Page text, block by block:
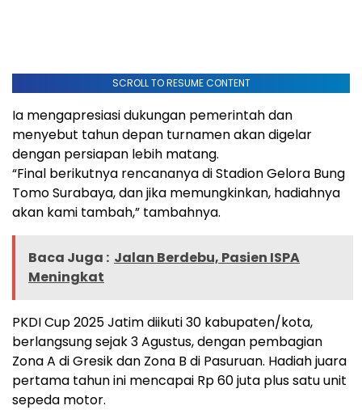
SCROLL TO RESUME CONTENT
Ia mengapresiasi dukungan pemerintah dan
menyebut tahun depan turnamen akan digelar
dengan persiapan lebih matang.
“Final berikutnya rencananya di Stadion Gelora Bung
Tomo Surabaya, dan jika memungkinkan, hadiahnya
akan kami tambah,” tambahnya.
Baca Juga : Jalan Berdebu, Pasien ISPA
Meningkat
PKDI Cup 2025 Jatim diikuti 30 kabupaten/kota,
berlangsung sejak 3 Agustus, dengan pembagian
Zona A di Gresik dan Zona B di Pasuruan. Hadiah juara
pertama tahun ini mencapai Rp 60 juta plus satu unit
sepeda motor.